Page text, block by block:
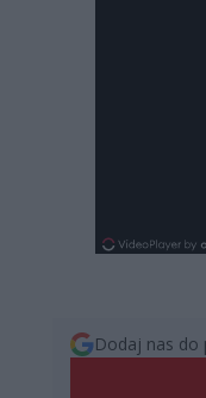
Dodaj nas do